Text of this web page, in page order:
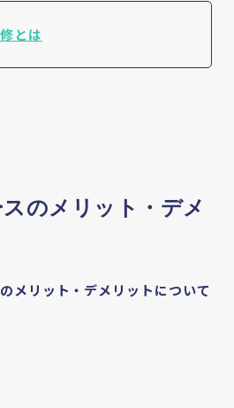
とは
のメリット・デメ
メリット・デメリットについて